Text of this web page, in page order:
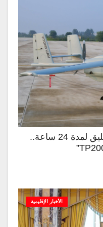
بحمولة طن وقدرة على التحليق لمدة 24 ساعة..
الأخبار الإقليمية